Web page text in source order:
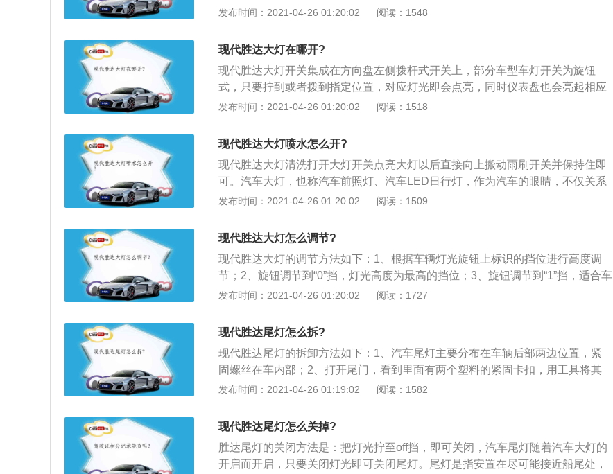
的标志。汽车大灯，也称汽车前照灯、汽车LED日行灯，作为汽车的眼睛，不仅
系。大灯高度的调节方法如下：1、汽车配备前照灯高度调节控制装置，可进行
手动调节前照灯灯光高度；2、对于带有手动前照灯高度调节装置的车辆，其控
制装置位于方向盘左侧的车外灯控制器装置上，进行旋转调节挡位来调节大灯高
度；3、自动调节大灯高度，根据车身自我感应从而进行调节。
发布时间：2021-04-26 01:20:02 阅读：1548
现代胜达大灯在哪开?
现代胜达大灯开关集成在方向盘左侧拨杆式开关上，部分车型车灯开关为旋钮
式，只要拧到或者拨到指定位置，对应灯光即会点亮，同时仪表盘也会亮起相应
的标志。汽车大灯，也称汽车前照灯、汽车LED日行灯，作为汽车的眼睛，不仅
系。大灯高度的调节方法如下：1、汽车配备前照灯高度调节控制装置，可进行
手动调节前照灯灯光高度；2、对于带有手动前照灯高度调节装置的车辆，其控
制装置位于方向盘左侧的车外灯控制器装置上，进行旋转调节挡位来调节大灯高
度；3、自动调节大灯高度，根据车身自我感应从而进行调节。
发布时间：2021-04-26 01:20:02 阅读：1518
现代胜达大灯喷水怎么开?
现代胜达大灯清洗打开大灯开关点亮大灯以后直接向上搬动雨刷开关并保持住即
可。汽车大灯，也称汽车前照灯、汽车LED日行灯，作为汽车的眼睛，不仅关系
到一个车主的外在形象，更与夜间开车或坏天气条件下的安全驾驶紧密联系。大
节前照灯灯光高度；2、对于带有手动前照灯高度调节装置的车辆，其控制装置
位于方向盘左侧的车外灯控制器装置上，进行旋转调节挡位来调节大灯高度；
3、自动调节大灯高度，根据车身自我感应从而进行调节。
发布时间：2021-04-26 01:20:02 阅读：1509
现代胜达大灯怎么调节?
现代胜达大灯的调节方法如下：1、根据车辆灯光旋钮上标识的挡位进行高度调
节；2、旋钮调节到“0”挡，灯光高度为最高的挡位；3、旋钮调节到“1”挡，适合车
内人数较少时使用；4、旋钮调节到“2”挡，灯光高度为相对较低；5、旋钮调节
发布时间：2021-04-26 01:20:02 阅读：1727
现代胜达尾灯怎么拆?
现代胜达尾灯的拆卸方法如下：1、汽车尾灯主要分布在车辆后部两边位置，紧
固螺丝在车内部；2、打开尾门，看到里面有两个塑料的紧固卡扣，用工具将其
拆出来；3、先开内饰板可以看到里面的紧固螺丝了，直接拆除；4、取出尾灯的
发布时间：2021-04-26 01:19:02 阅读：1582
现代胜达尾灯怎么关掉?
胜达尾灯的关闭方法是：把灯光拧至off挡，即可关闭，汽车尾灯随着汽车大灯的
开启而开启，只要关闭灯光即可关闭尾灯。尾灯是指安置在尽可能接近船尾处，